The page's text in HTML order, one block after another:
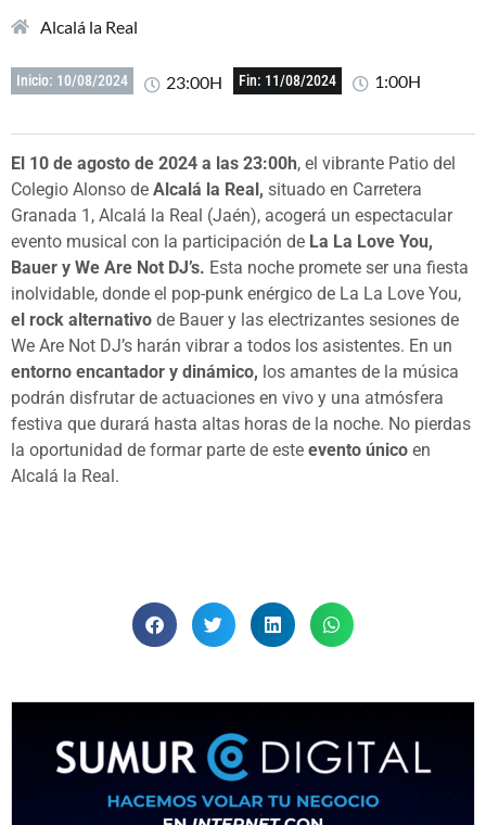
Alcalá la Real
Inicio: 10/08/2024 23:00H Fin: 11/08/2024 1:00H
El 10 de agosto de 2024 a las 23:00h, el vibrante Patio del
Colegio Alonso de Alcalá la Real, situado en Carretera
Granada 1, Alcalá la Real (Jaén), acogerá un espectacular
evento musical con la participación de La La Love You,
Bauer y We Are Not DJ’s. Esta noche promete ser una fiesta
inolvidable, donde el pop-punk enérgico de La La Love You,
el rock alternativo de Bauer y las electrizantes sesiones de
We Are Not DJ’s harán vibrar a todos los asistentes. En un
entorno encantador y dinámico, los amantes de la música
podrán disfrutar de actuaciones en vivo y una atmósfera
festiva que durará hasta altas horas de la noche. No pierdas
la oportunidad de formar parte de este evento único en
Alcalá la Real.